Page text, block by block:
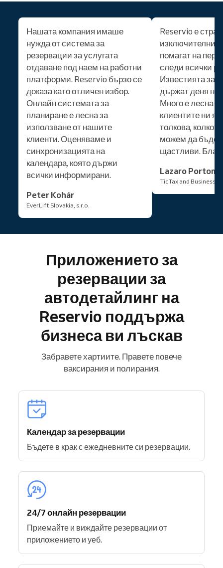
Нашата компания имаше
нужда от система за
резервации за услугата
отдаване под наем на работни
платформи. Reservio бързо се
доказа като отличен избор.
Онлайн системата за
планиране е лесна за
използване от нашите
клиенти. Оценяваме и
синхронизацията на
календара, която държи
всички информирани.
Peter Kohár
EverLift Slovakia, s.r.o.
Reservio е
изключителни
помагат на
следи всички
Известията за
държат деня ни
Много е лесна
клиентите ни я
толкова,
можем да
щастливи.
Lazaro
TicTax and Business
Приложението за
резервации за
автодетайлинг на
Reservio поддържа
бизнеса ви лъскав
Забравете хартиите. Правете повече
ваксирания и полирания.
Календар за резервации
Бъдете в крак с ежедневните си резервации.
24/7 онлайн резервации
Приемайте и виждайте резервации от
приложението и уеб.